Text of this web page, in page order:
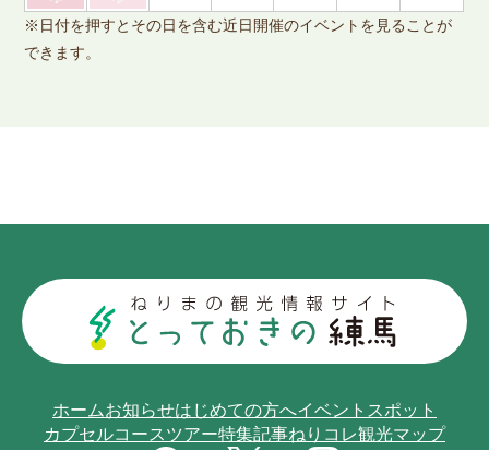
※日付を押すとその日を含む近日開催のイベントを見ることが
できます。
ホームお知らせはじめての方へイベントスポット
カプセルコースツアー特集記事ねりコレ観光マップ